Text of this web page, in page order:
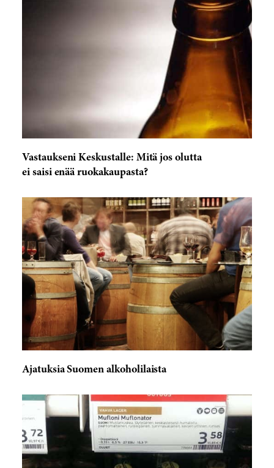
Vastaukseni Keskustalle: Mitä jos olutta
ei saisi enää ruokakaupasta?
Ajatuksia Suomen alkoholilaista